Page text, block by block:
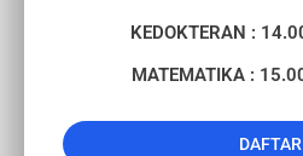
KEDOKTERAN :
MATEMATIKA :
DAFTAR